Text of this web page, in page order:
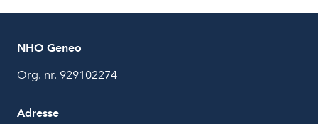
NHO Geneo
Org. nr. 929102274
Adresse